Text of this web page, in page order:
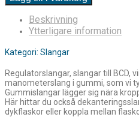
Beskrivning
Ytterligare information
Kategori: Slangar
Regulatorslangar, slangar till BCD,
manometerslang i gummi, som vi
Gummislangar lägger sig nära
Här hittar du också
dykflaskor eller koppla mellan